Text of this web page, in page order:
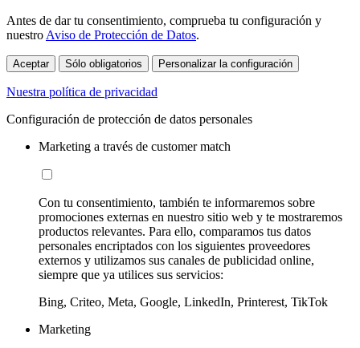
Antes de dar tu consentimiento, comprueba tu configuración y
nuestro Aviso de Protección de Datos.
Aceptar Sólo obligatorios Personalizar la configuración
Nuestra política de privacidad
Configuración de protección de datos personales
Marketing a través de customer match
Con tu consentimiento, también te informaremos sobre
promociones externas en nuestro sitio web y te mostraremos
productos relevantes. Para ello, comparamos tus datos
personales encriptados con los siguientes proveedores
externos y utilizamos sus canales de publicidad online,
siempre que ya utilices sus servicios:
Bing, Criteo, Meta, Google, LinkedIn, Printerest, TikTok
Marketing